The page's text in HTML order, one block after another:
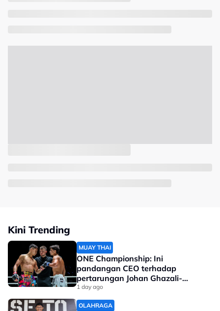
Kini Trending
MUAY THAI
ONE Championship: Ini
pandangan CEO terhadap
pertarungan Johan Ghazali-
Ramadan Ondash
1 day ago
OLAHRAGA